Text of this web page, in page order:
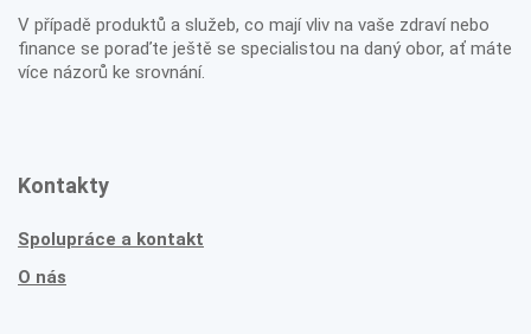
V případě produktů a služeb, co mají vliv na vaše zdraví nebo
finance se poraďte ještě se specialistou na daný obor, ať máte
více názorů ke srovnání.
Kontakty
Spolupráce a kontakt
O nás